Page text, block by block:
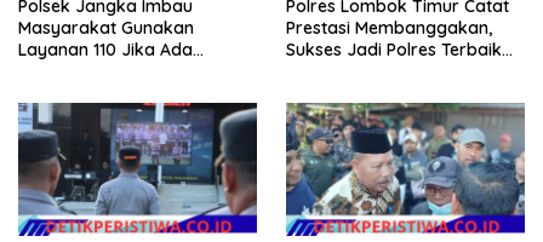
Polsek Jangka Imbau
Masyarakat Gunakan
Layanan 110 Jika Ada
Polres Lombok Timur Catat
Prestasi Membanggakan,
Sukses Jadi Polres Terbaik